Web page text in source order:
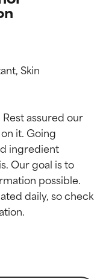
Skin
assured our
it. Going
ingredient
Our goal is to
possible.
daily, so check
con
piel. Su
con
piel. Su